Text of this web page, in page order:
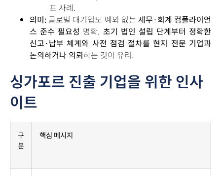
표 사례.
의미: 글로벌 대기업도 예외 없는 세무·회계 컴플라이언
스 준수 필요성 명확. 초기 법인 설립 단계부터 정확한
신고·납부 체계와 사전 점검 절차를 현지 전문 기업과
논의하거나 의뢰하는 것이 유리.
싱가포르 진출 기업을 위한 인사
이트
구
분
핵심 메시지